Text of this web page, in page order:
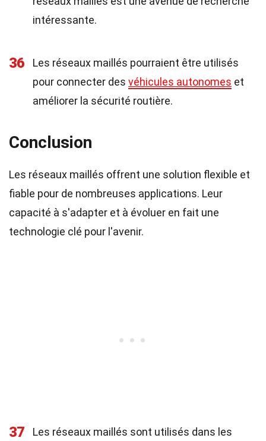
intéressante.
36
Les réseaux maillés pourraient être utilisés
pour connecter des véhicules autonomes et
améliorer la sécurité routière.
Conclusion
Les réseaux maillés offrent une solution flexible et
fiable pour de nombreuses applications. Leur
capacité à s'adapter et à évoluer en fait une
technologie clé pour l'avenir.
37
Les réseaux maillés sont utilisés dans les